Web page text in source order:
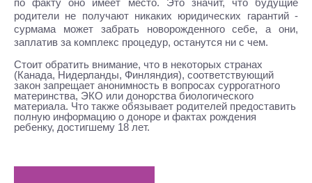
по факту оно имеет место. Это значит, что будущие
родители не получают никаких юридических гарантий -
сурмама может забрать новорожденного себе, а они,
заплатив за комплекс процедур, останутся ни с чем.
Стоит обратить внимание, что в некоторых странах
(Канада, Нидерланды, Финляндия), соответствующий
закон запрещает анонимность в вопросах суррогатного
материнства, ЭКО или донорства биологического
материала. Что также обязывает родителей предоставить
полную информацию о доноре и фактах рождения
ребенку, достигшему 18 лет.